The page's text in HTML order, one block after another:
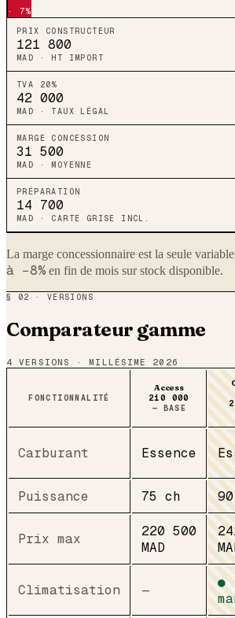
· 7%
PRIX CONSTRUCTEUR
121 800
MAD · HT IMPORT
TVA 20%
42 000
MAD · TAUX LÉGAL
MARGE CONCESSION
31 500
MAD · MOYENNE
PRÉPARATION
14 700
MAD · CARTE GRISE INCL.
La marge concessionnaire est la seule
à −8% en fin de mois sur stock disponible.
§ 02 · VERSIONS
Comparateur gamme
4 VERSIONS · MILLÉSIME 2026
FONCTIONNALITÉ
Access
210 000
— BASE
Carburant Essence
Puissance 75 ch
Prix max
220 500
MAD
Climatisation —
●